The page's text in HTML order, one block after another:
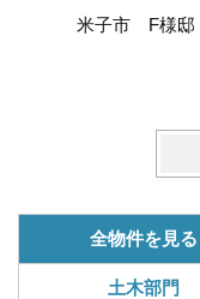
米子市 F様邸
全物件を見る
土木部門